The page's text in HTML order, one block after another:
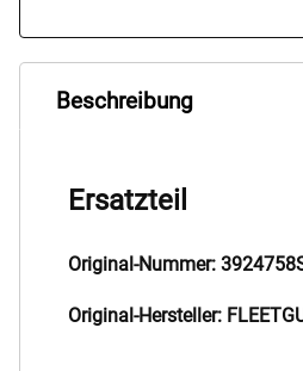
Beschreibung
Ersatzteil
Original-Nummer:
Original-Hersteller: